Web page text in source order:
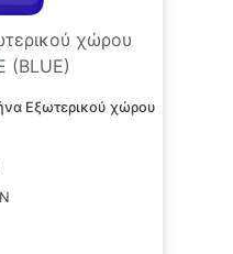
χώρου
(BLUE)
Εξωτερικού χώρου